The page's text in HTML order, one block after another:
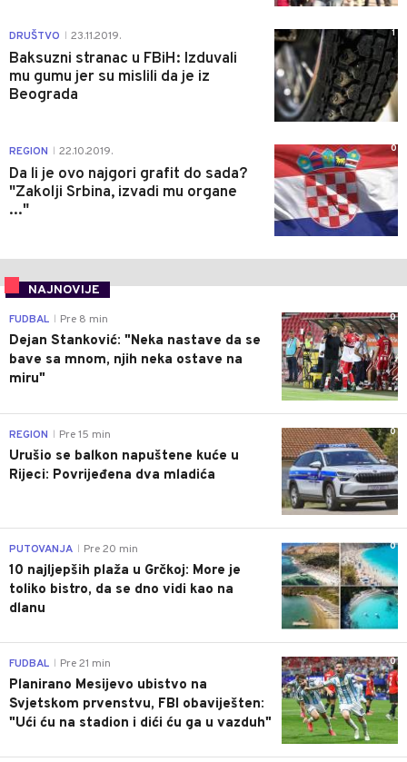
DRUŠTVO 23.11.2019.
Baksuzni stranac u FBiH: Izduvali
mu gumu jer su mislili da je iz
Beograda
1
REGION 22.10.2019.
Da li je ovo najgori grafit do sada?
"Zakolji Srbina, izvadi mu organe
..."
0
NAJNOVIJE
0
FUDBAL Pre 8 min
Dejan Stanković: "Neka nastave da se
bave sa mnom, njih neka ostave na
miru"
0
REGION Pre 15 min
Urušio se balkon napuštene kuće u
Rijeci: Povrijeđena dva mladića
0
PUTOVANJA Pre 20 min
10 najljepših plaža u Grčkoj: More je
toliko bistro, da se dno vidi kao na
dlanu
0
FUDBAL Pre 21 min
Planirano Mesijevo ubistvo na
Svjetskom prvenstvu, FBI obaviješten:
"Ući ću na stadion i dići ću ga u vazduh"